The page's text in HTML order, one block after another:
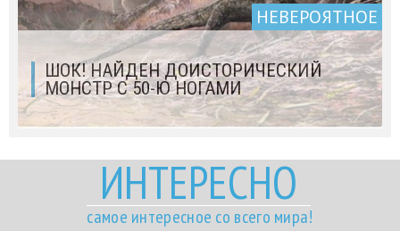
НЕВЕРОЯТНОЕ
ШОК! НАЙДЕН ДОИСТОРИЧЕСКИЙ
МОНСТР С 50-Ю НОГАМИ
ИНТЕРЕСНО
самое интересное со всего мира!